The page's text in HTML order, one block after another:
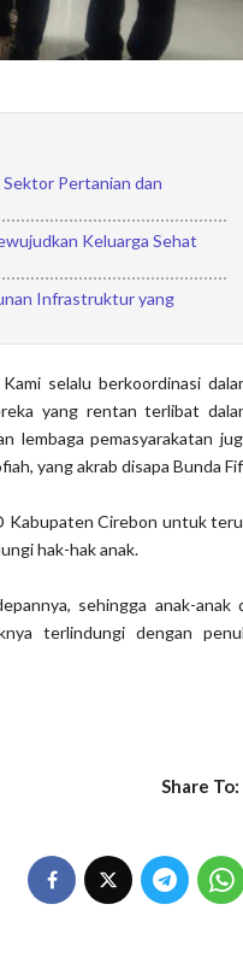
Sektor Pertanian dan
Keluarga Sehat
Infrastruktur yang
selalu berkoordinasi
yang rentan terlibat
lembaga pemasyarakatan
yang akrab disapa Bunda
Kabupaten Cirebon untuk
hak-hak anak.
sehingga anak-anak
terlindungi dengan
Share To: